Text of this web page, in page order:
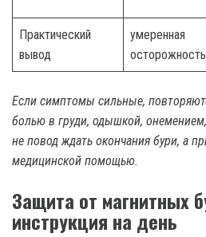
Практический
вывод
умеренная
осторожность
Если симптомы сильные,
болью в груди, одышкой,
не повод ждать окончания бури, а
медицинской помощью.
Защита от магнитных
инструкция на день